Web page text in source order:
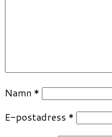
Namn *
E-postadress *